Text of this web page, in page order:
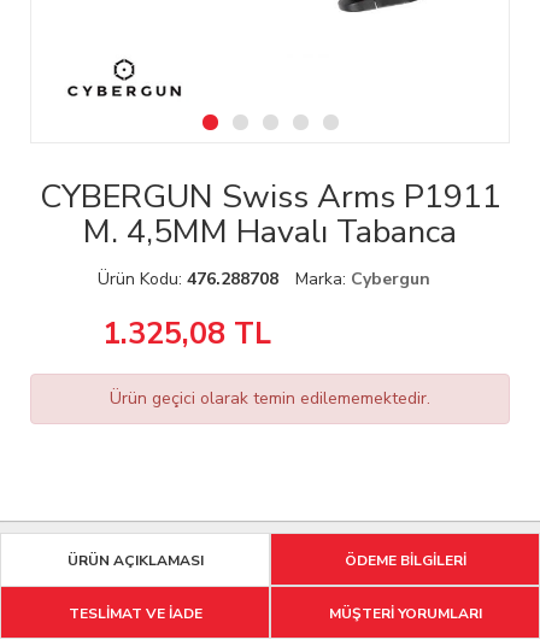
CYBERGUN Swiss Arms P1911
M. 4,5MM Havalı Tabanca
Ürün Kodu: 476.288708 Marka: Cybergun
1.325,08TL
Ürün geçici olarak temin edilememektedir.
ÜRÜN AÇIKLAMASI ÖDEME BİLGİLERİ
TESLİMAT VE İADE MÜŞTERİ YORUMLARI